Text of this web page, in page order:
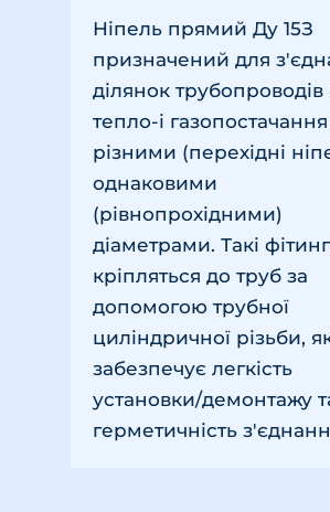
Ніпель прямий Ду 15З
призначений для
ділянок трубопроводів
тепло-і
різними (перехідні
однаковими
(рівнопрохідними)
діаметрами. Такі
кріпляться до труб за
допомогою трубної
циліндричної різьби,
забезпечує легкість
установки/демонтажу
герметичність